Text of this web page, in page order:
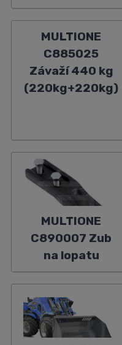
MULTIONE
C885025
Závaží 440 kg
(220kg+220kg)
MULTIONE
C890007 Zub
na lopatu